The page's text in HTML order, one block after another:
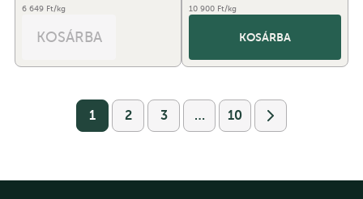
6 649 Ft/kg
KOSÁRBA
10 900 Ft/kg
KOSÁRBA
1 2 3 … 10